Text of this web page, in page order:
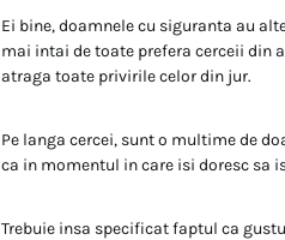
Ei bine, doamnele cu siguranta au
mai intai de toate prefera cerceii din
atraga toate privirile celor din jur.
Pe langa cercei, sunt o multime de
ca in momentul in care isi doresc sa
Trebuie insa specificat faptul ca